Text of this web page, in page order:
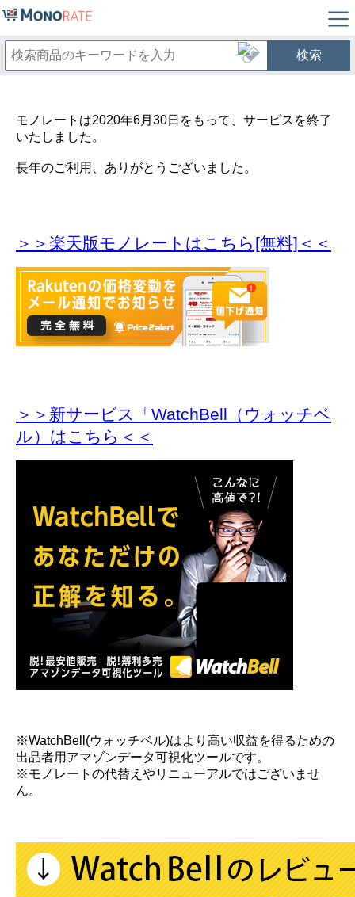
検索
モノレートは2020年6月30日をもって、サービスを終了
いたしました。
長年のご利用、ありがとうございました。
＞＞楽天版モノレートはこちら[無料]＜＜
＞＞新サービス「WatchBell（ウォッチベ
ル）はこちら＜＜
※WatchBell(ウォッチベル)はより高い収益を得るための
出品者用アマゾンデータ可視化ツールです。
※モノレートの代替えやリニューアルではございませ
ん。